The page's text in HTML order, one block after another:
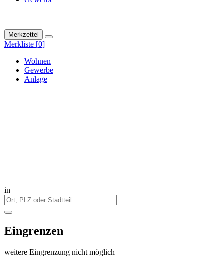
Merkzettel
Merkliste [0]
Wohnen
Gewerbe
Anlage
in
Eingrenzen
weitere Eingrenzung nicht möglich